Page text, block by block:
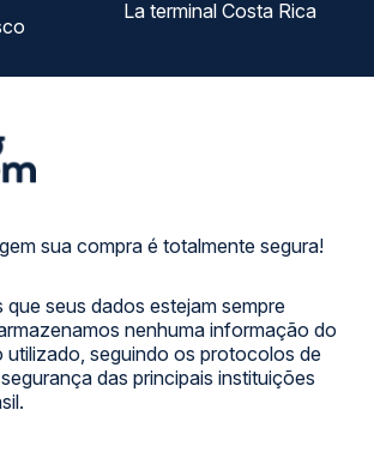
sua compra é totalmente segura!
que seus dados estejam sempre
nenhuma informação do
utilizado, seguindo os protocolos de
das principais instituições
La terminal Costa Rica